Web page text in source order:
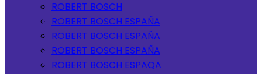
ROBERT BOSCH
ROBERT BOSCH ESPAÑA
ROBERT BOSCH ESPAÑA
ROBERT BOSCH ESPAÑA
ROBERT BOSCH ESPAQA